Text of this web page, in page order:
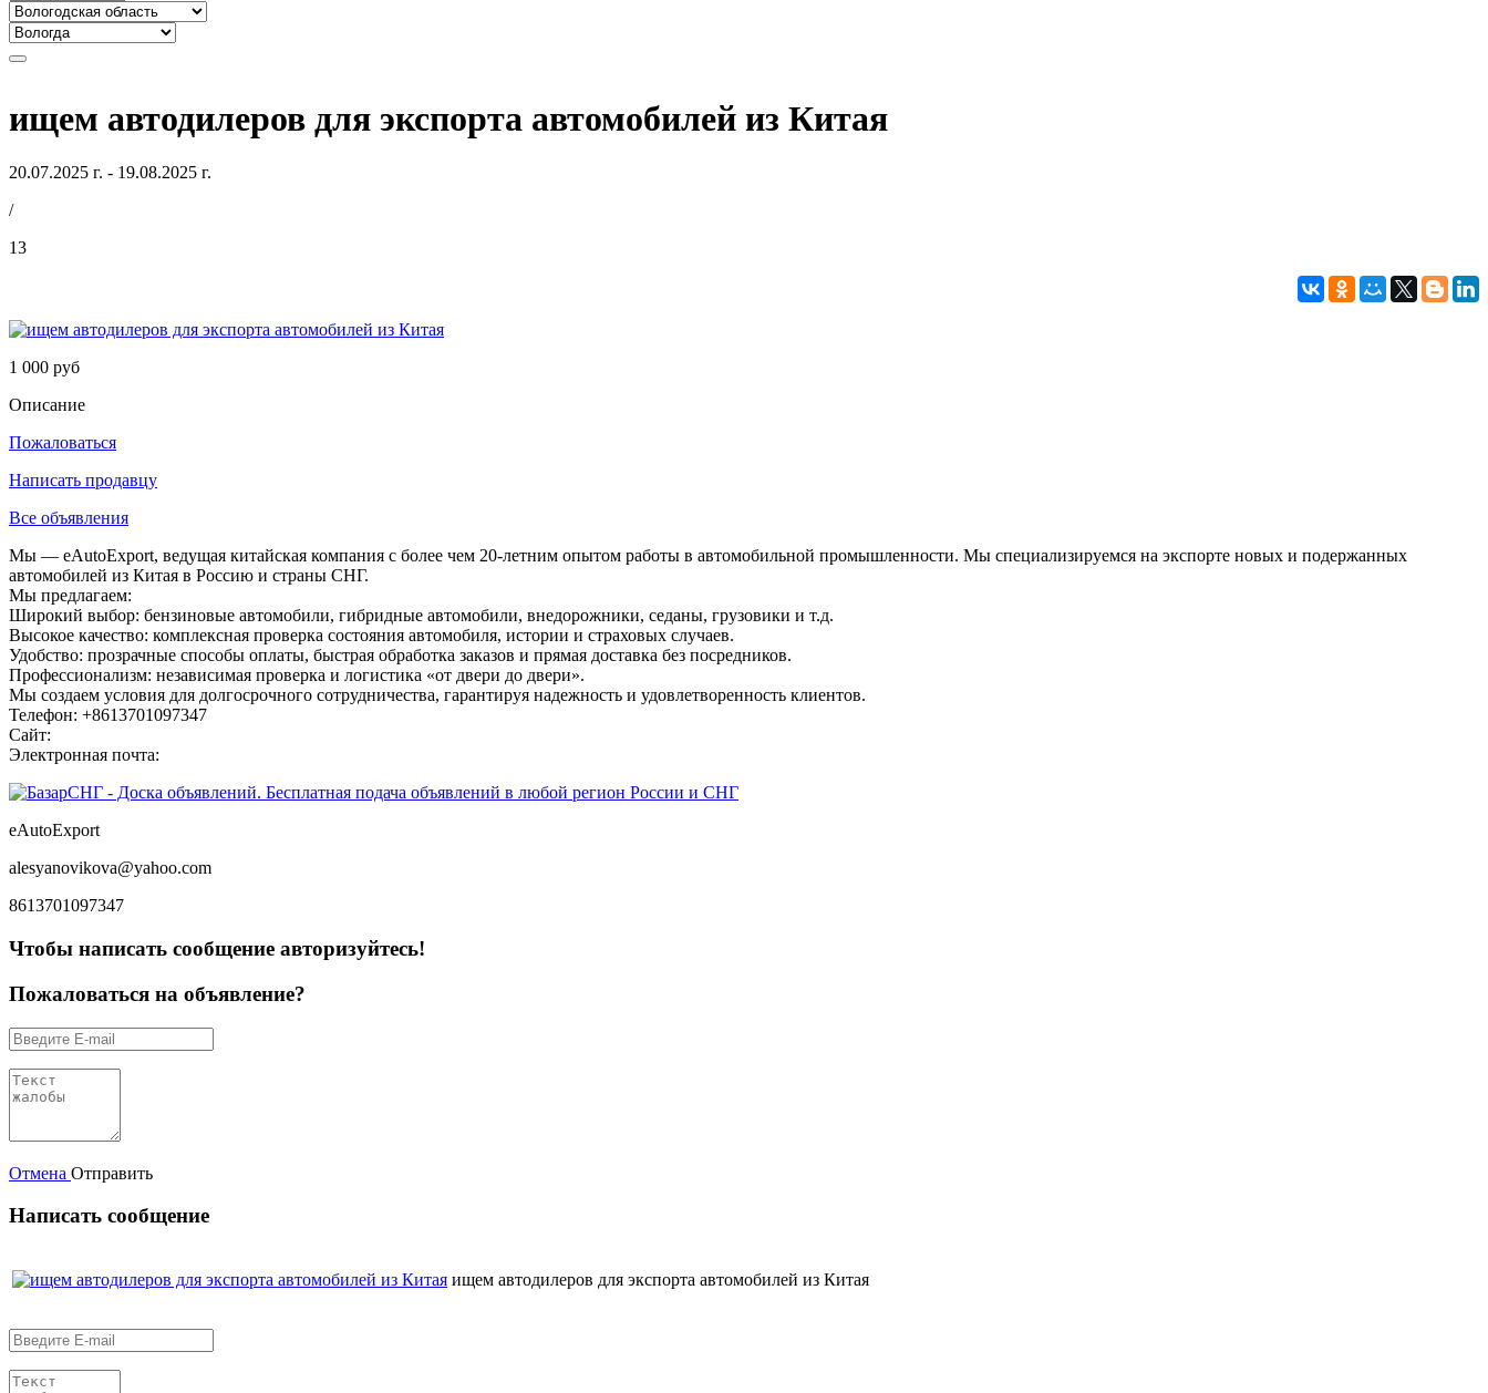
ищем автодилеров для экспорта автомобилей из Китая
20.07.2025 г. - 19.08.2025 г.
/
13
1 000 руб
Описание
Пожаловаться
Написать продавцу
Все объявления
Мы — eAutoExport, ведущая китайская компания с более чем 20-летним опытом работы в автомобильной промышленности. Мы специализируемся на экспорте новых и подержанных
автомобилей из Китая в Россию и страны СНГ.
Мы предлагаем:
Широкий выбор: бензиновые автомобили, гибридные автомобили, внедорожники, седаны, грузовики и т.д.
Высокое качество: комплексная проверка состояния автомобиля, истории и страховых случаев.
Удобство: прозрачные способы оплаты, быстрая обработка заказов и прямая доставка без посредников.
Профессионализм: независимая проверка и логистика «от двери до двери».
Мы создаем условия для долгосрочного сотрудничества, гарантируя надежность и удовлетворенность клиентов.
Телефон: +8613701097347
Сайт:
Электронная почта:
eAutoExport
alesyanovikova@yahoo.com
8613701097347
Чтобы написать сообщение авторизуйтесь!
Пожаловаться на объявление?
Отмена Отправить
Написать сообщение
ищем автодилеров для экспорта автомобилей из Китая